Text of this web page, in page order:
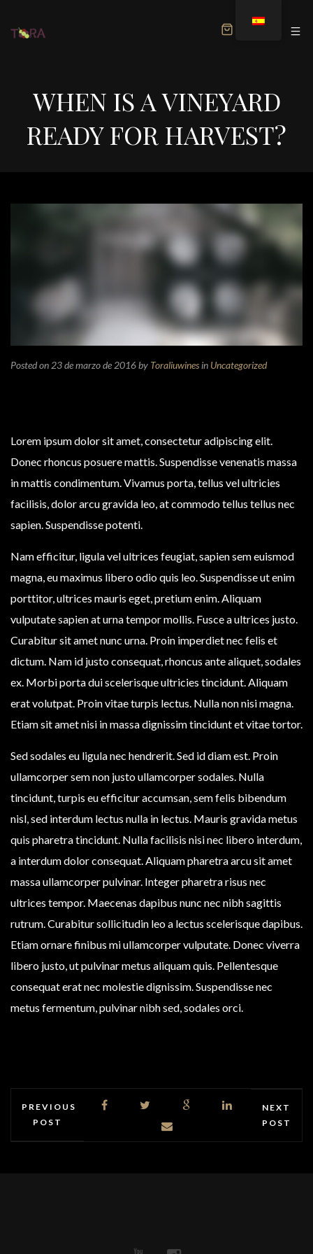
WHEN IS A VINEYARD
READY FOR HARVEST?
Posted on 23 de marzo de 2016by Toraliuwinesin Uncategorized
Lorem ipsum dolor sit amet, consectetur adipiscing elit.
Donec rhoncus posuere mattis. Suspendisse venenatis massa
in mattis condimentum. Vivamus porta, tellus vel ultricies
facilisis, dolor arcu gravida leo, at commodo tellus tellus nec
sapien. Suspendisse potenti.
Nam efficitur, ligula vel ultrices feugiat, sapien sem euismod
magna, eu maximus libero odio quis leo. Suspendisse ut enim
porttitor, ultrices mauris eget, pretium enim. Aliquam
vulputate sapien at urna tempor mollis. Fusce a ultrices justo.
Curabitur sit amet nunc urna. Proin imperdiet nec felis et
dictum. Nam id justo consequat, rhoncus ante aliquet, sodales
ex. Morbi porta dui scelerisque ultricies tincidunt. Aliquam
erat volutpat. Proin vitae turpis lectus. Nulla non nisi magna.
Etiam sit amet nisi in massa dignissim tincidunt et vitae tortor.
Sed sodales eu ligula nec hendrerit. Sed id diam est. Proin
ullamcorper sem non justo ullamcorper sodales. Nulla
tincidunt, turpis eu efficitur accumsan, sem felis bibendum
nisl, sed interdum lectus nulla in lectus. Mauris gravida metus
quis pharetra tincidunt. Nulla facilisis nisi nec libero interdum,
a interdum dolor consequat. Aliquam pharetra arcu sit amet
massa ullamcorper pulvinar. Integer pharetra risus nec
ultrices tempor. Maecenas dapibus nunc nec nibh sagittis
rutrum. Curabitur sollicitudin leo a lectus scelerisque dapibus.
Etiam ornare finibus mi ullamcorper vulputate. Donec viverra
libero justo, ut pulvinar metus aliquam quis. Pellentesque
consequat erat nec molestie dignissim. Suspendisse nec
metus fermentum, pulvinar nibh sed, sodales orci.
PREVIOUS
POST
NEXT
POST